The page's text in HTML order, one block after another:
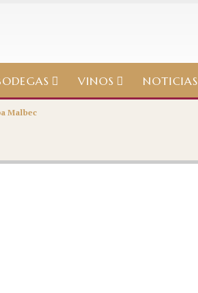
VINOS NOTICIAS
Malbec